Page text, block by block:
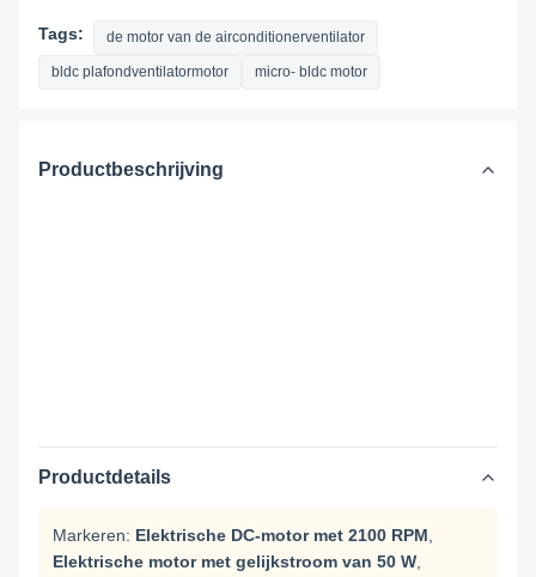
Tags: de motor van de airconditionerventilator
bldc plafondventilatormotor micro- bldc motor
Productbeschrijving
Productdetails
Markeren: Elektrische DC-motor met 2100 RPM
Elektrische motor met gelijkstroom van 50 W